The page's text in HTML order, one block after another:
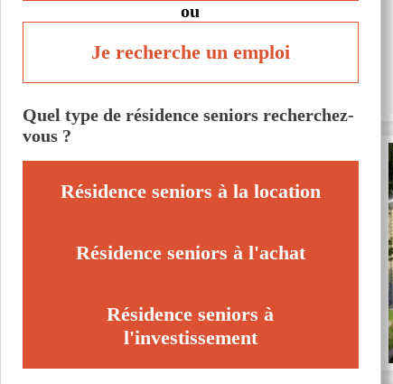
ou
Je recherche un emploi
Quel type de résidence seniors recherchez-
vous ?
Résidence seniors à la location
Résidence seniors à l'achat
Résidence seniors à
l'investissement